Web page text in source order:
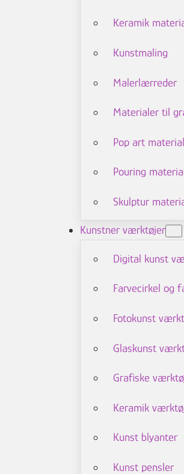
Keramik
Kunstmaling
Malerlærreder
Materialer til
Pop art
Pouring
Skulptur
Kunstner værktøjer
Digital kunst
Farvecirkel og
Fotokunst
Glaskunst
Grafiske
Keramik
Kunst blyanter
Kunst pensler